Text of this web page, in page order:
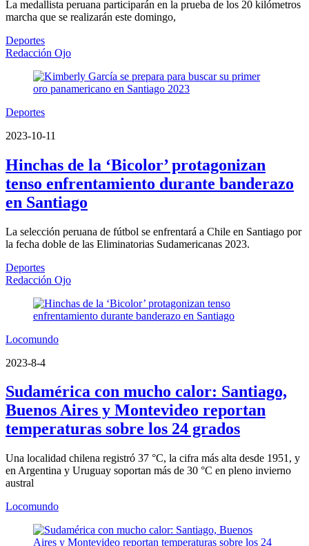
La medallista peruana participarán en la prueba de los 20 kilómetros
marcha que se realizarán este domingo,
Deportes
Redacción Ojo
Deportes
2023-10-11
Hinchas de la ‘Bicolor’ protagonizan
tenso enfrentamiento durante banderazo
en Santiago
La selección peruana de fútbol se enfrentará a Chile en Santiago por
la fecha doble de las Eliminatorias Sudamericanas 2023.
Deportes
Redacción Ojo
Locomundo
2023-8-4
Sudamérica con mucho calor: Santiago,
Buenos Aires y Montevideo reportan
temperaturas sobre los 24 grados
Una localidad chilena registró 37 °C, la cifra más alta desde 1951, y
en Argentina y Uruguay soportan más de 30 °C en pleno invierno
austral
Locomundo